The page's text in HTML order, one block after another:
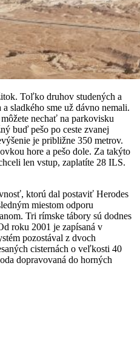
Toľko druhov studených a
sladkého sme už dávno nemali.
nechať na parkovisku
buď pešo po ceste zvanej
je približne 350 metrov.
hore a pešo dole. Za takýto
len vstup, zaplatíte 28 ILS.
ktorú dal postaviť Herodes
miestom odporu
Tri rímske tábory sú dodnes
roku 2001 je zapísaná v
pozostával z dvoch
cisternách o veľkosti 40
dopravovaná do horných